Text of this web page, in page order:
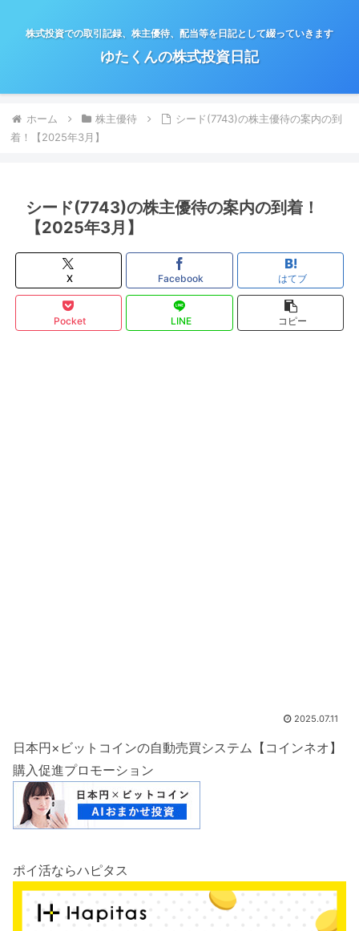
株式投資での取引記録、株主優待、配当等を日記として綴っていきます
ゆたくんの株式投資日記
ホーム 株主優待
シード(7743)の株主優待の案内の到
着！【2025年3月】
シード(7743)の株主優待の案内の到着！
【2025年3月】
X Facebook はてブ
Pocket LINE コピー
2025.07.11
日本円×ビットコインの自動売買システム【コインネオ】
購入促進プロモーション
ポイ活ならハピタス